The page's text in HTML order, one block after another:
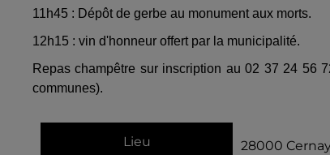
11h45 : Dépôt de gerbe au monument aux morts.
12h15 : vin d'honneur offert par la municipalité.
Repas champêtre sur inscription au 02 37 24 56
communes).
Lieu 28000